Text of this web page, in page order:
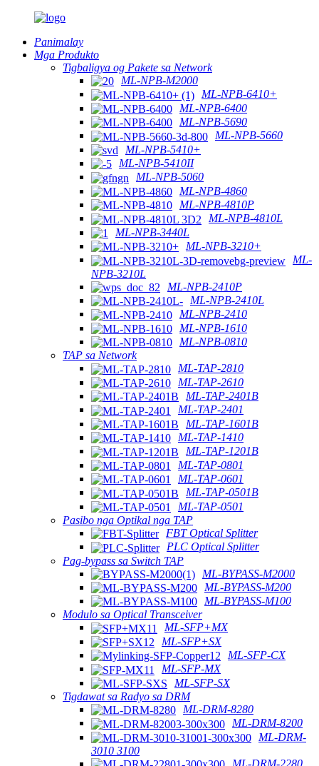
Panimalay
Mga Produkto
Tigbaligya og Pakete sa Network
ML-NPB-M2000
ML-NPB-6410+
ML-NPB-6400
ML-NPB-5690
ML-NPB-5660
ML-NPB-5410+
ML-NPB-5410II
ML-NPB-5060
ML-NPB-4860
ML-NPB-4810P
ML-NPB-4810L
ML-NPB-3440L
ML-NPB-3210+
ML-
NPB-3210L
ML-NPB-2410P
ML-NPB-2410L
ML-NPB-2410
ML-NPB-1610
ML-NPB-0810
TAP sa Network
ML-TAP-2810
ML-TAP-2610
ML-TAP-2401B
ML-TAP-2401
ML-TAP-1601B
ML-TAP-1410
ML-TAP-1201B
ML-TAP-0801
ML-TAP-0601
ML-TAP-0501B
ML-TAP-0501
Pasibo nga Optikal nga TAP
FBT Optical Splitter
PLC Optical Splitter
Pag-bypass sa Switch TAP
ML-BYPASS-M2000
ML-BYPASS-M200
ML-BYPASS-M100
Modulo sa Optical Transceiver
ML-SFP+MX
ML-SFP+SX
ML-SFP-CX
ML-SFP-MX
ML-SFP-SX
Tigdawat sa Radyo sa DRM
ML-DRM-8280
ML-DRM-8200
ML-DRM-
3010 3100